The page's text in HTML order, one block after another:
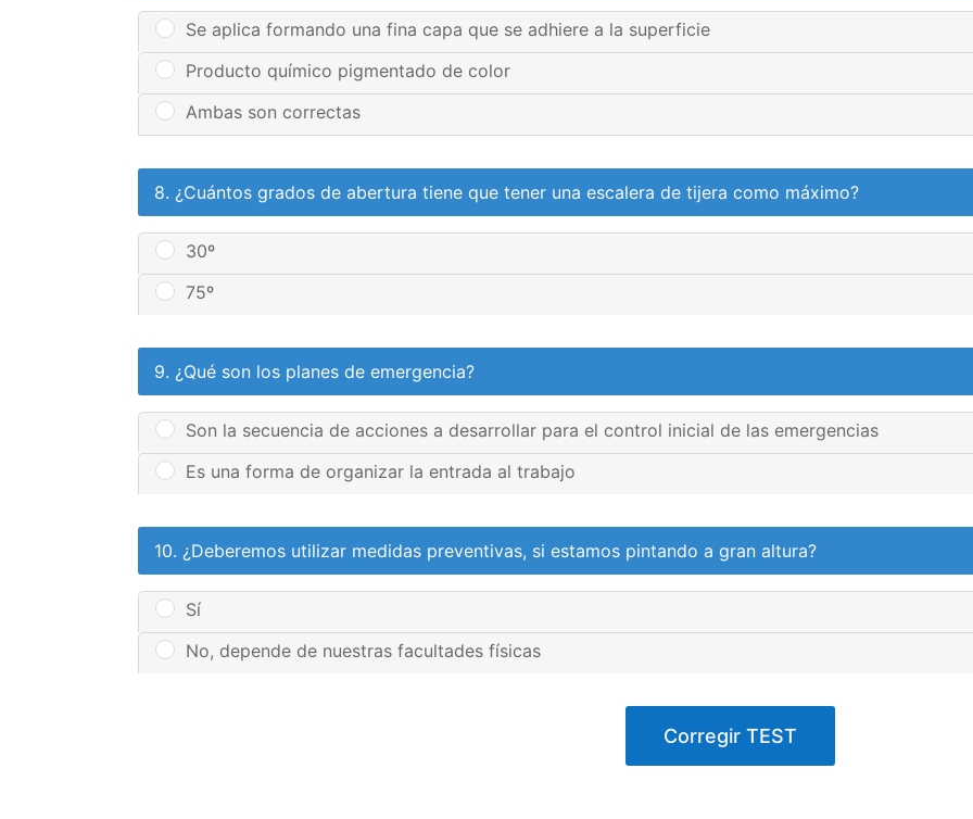
Se aplica formando una fina capa que se adhiere a la superficie
Producto químico pigmentado de color
Ambas son correctas
8. ¿Cuántos grados de abertura tiene que tener una escalera de tijera como máximo?
30º
75º
9. ¿Qué son los planes de emergencia?
Son la secuencia de acciones a desarrollar para el control inicial de las emergencias
Es una forma de organizar la entrada al trabajo
10. ¿Deberemos utilizar medidas preventivas, si estamos pintando a gran altura?
Sí
No, depende de nuestras facultades físicas
Corregir TEST